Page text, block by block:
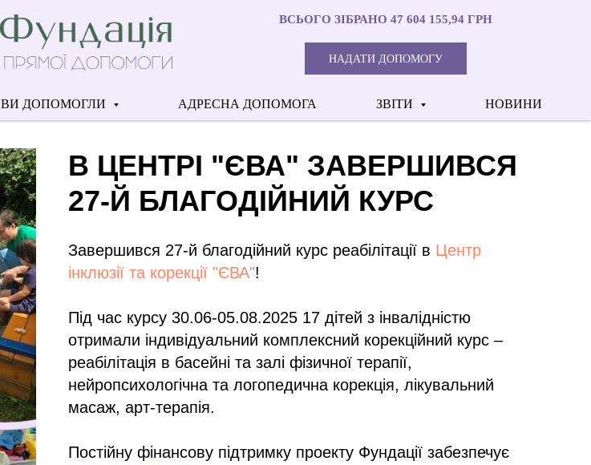
ВСЬОГО ЗІБРАНО 47 604 155,94 ГРН
НАДАТИ ДОПОМОГУ
ВИ ДОПОМОГЛИ АДРЕСНА ДОПОМОГА ЗВІТИ НОВИНИ
В ЦЕНТРІ "ЄВА" ЗАВЕРШИВСЯ
27-Й БЛАГОДІЙНИЙ КУРС
Завершився 27-й благодійний курс реабілітації в Центр
інклюзії та корекції "ЄВА"!
Під час курсу 30.06-05.08.2025 17 дітей з інвалідністю
отримали індивідуальний комплексний корекційний курс –
реабілітація в басейні та залі фізичної терапії,
нейропсихологічна та логопедична корекція, лікувальний
масаж, арт-терапія.
Постійну фінансову підтримку проекту Фундації забезпечує